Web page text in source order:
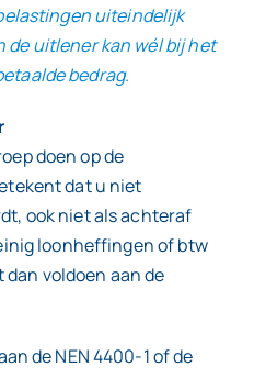
uiteindelijk
de uitlener kan wél bij het
bedrag.
doen op de
dat u niet
ook niet als achteraf
loonheffingen of btw
voldoen aan de
de NEN 4400-1 of de